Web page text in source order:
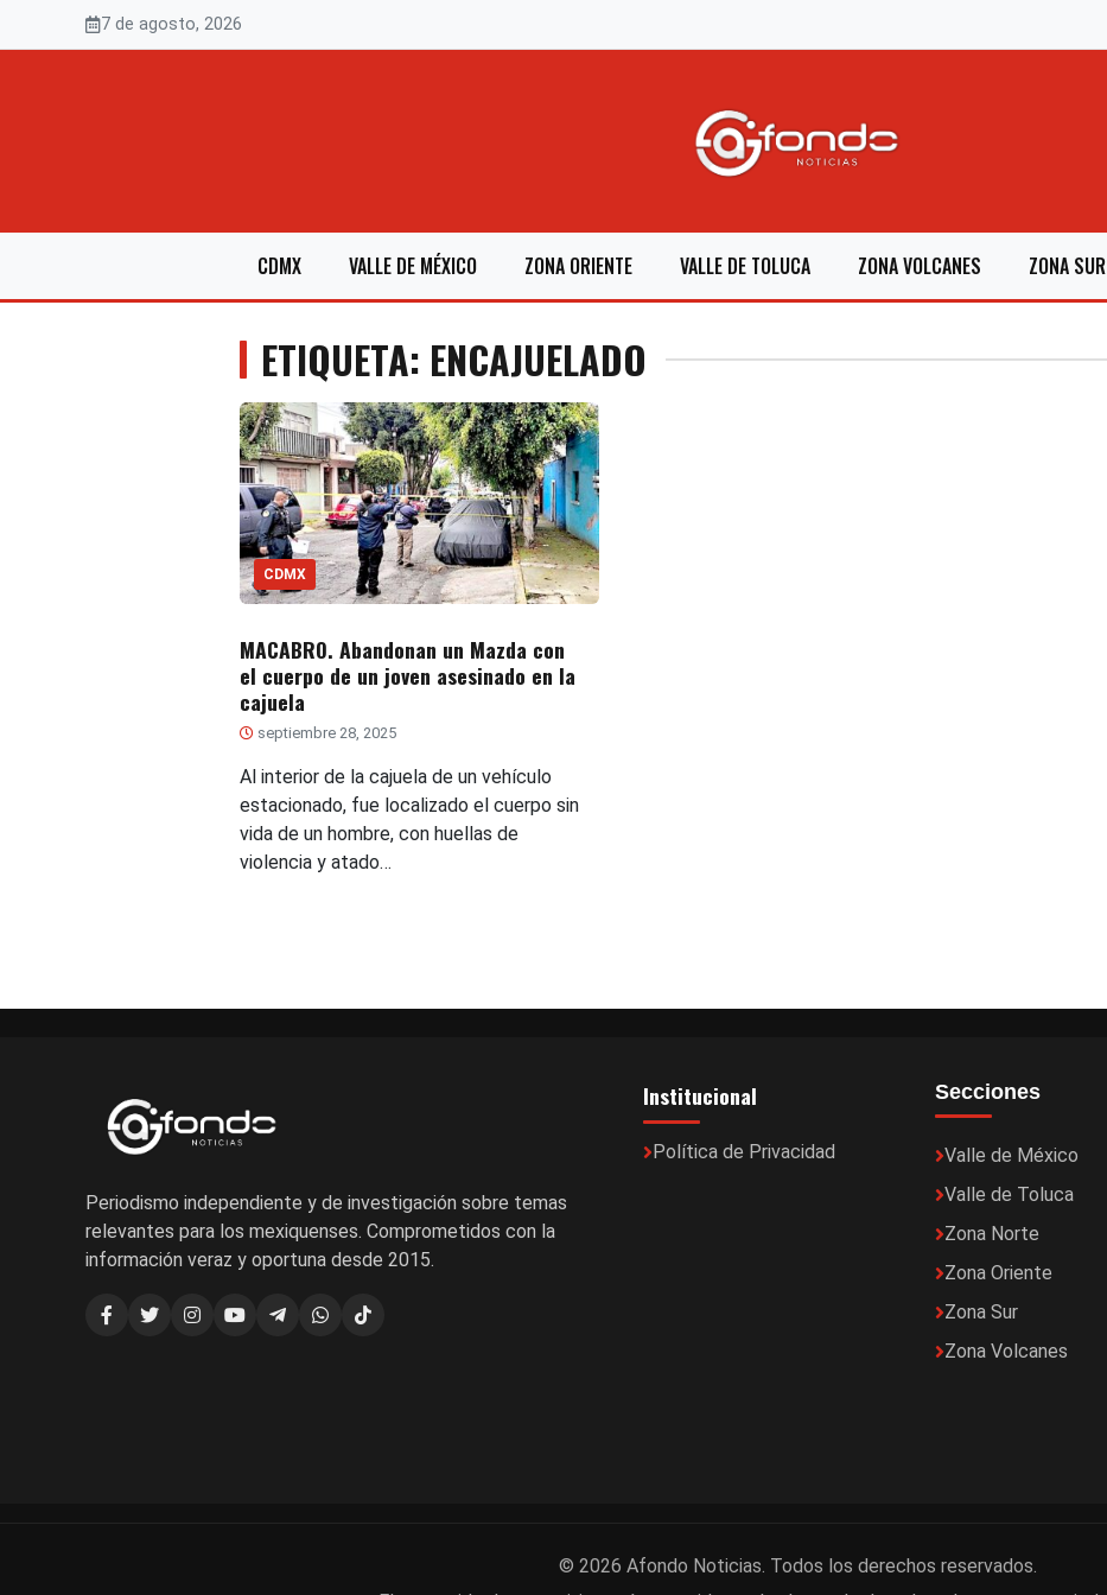
7 de agosto, 2026
CDMX VALLE DE MÉXICO ZONA ORIENTE VALLE DE TOLUCA ZONA VOLCANES ZONA SUR
ETIQUETA: ENCAJUELADO
CDMX
MACABRO. Abandonan un Mazda con
el cuerpo de un joven asesinado en la
cajuela
septiembre 28, 2025
Al interior de la cajuela de un vehículo
estacionado, fue localizado el cuerpo sin
vida de un hombre, con huellas de
violencia y atado…
Periodismo independiente y de investigación sobre temas
relevantes para los mexiquenses. Comprometidos con la
información veraz y oportuna desde 2015.
Institucional
Política de Privacidad
Secciones
Valle de México
Valle de Toluca
Zona Norte
Zona Oriente
Zona Sur
Zona Volcanes
© 2026 Afondo Noticias. Todos los derechos reservados.